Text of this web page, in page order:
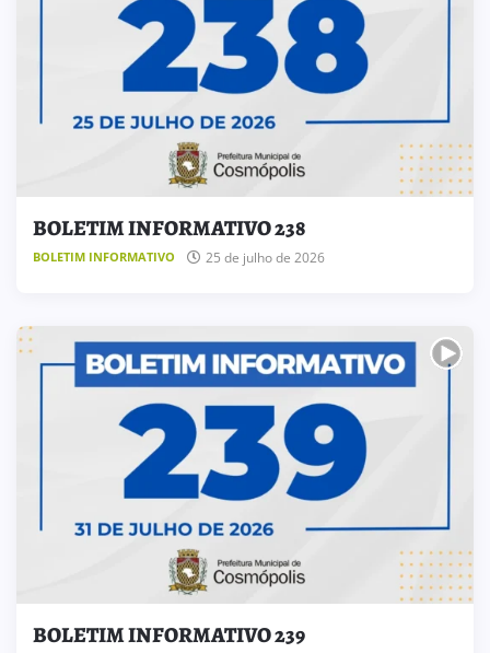
BOLETIM INFORMATIVO 238
BOLETIM INFORMATIVO 25 de julho de 2026
BOLETIM INFORMATIVO 239